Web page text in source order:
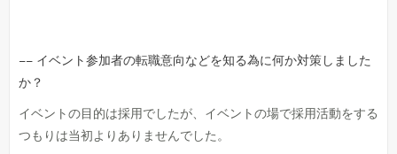
−− イベント参加者の転職意向などを知る為に何か対策しました
か？
イベントの目的は採用でしたが、イベントの場で採用活動をする
つもりは当初よりありませんでした。